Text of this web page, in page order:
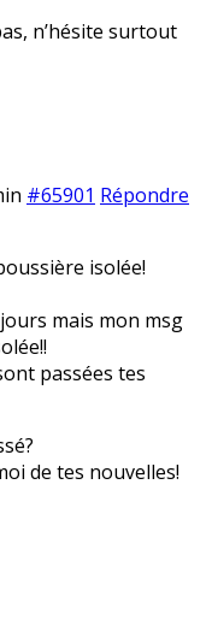
n’hésite surtout
#65901 Répondre
isolée!
mais mon msg
passées tes
de tes nouvelles!